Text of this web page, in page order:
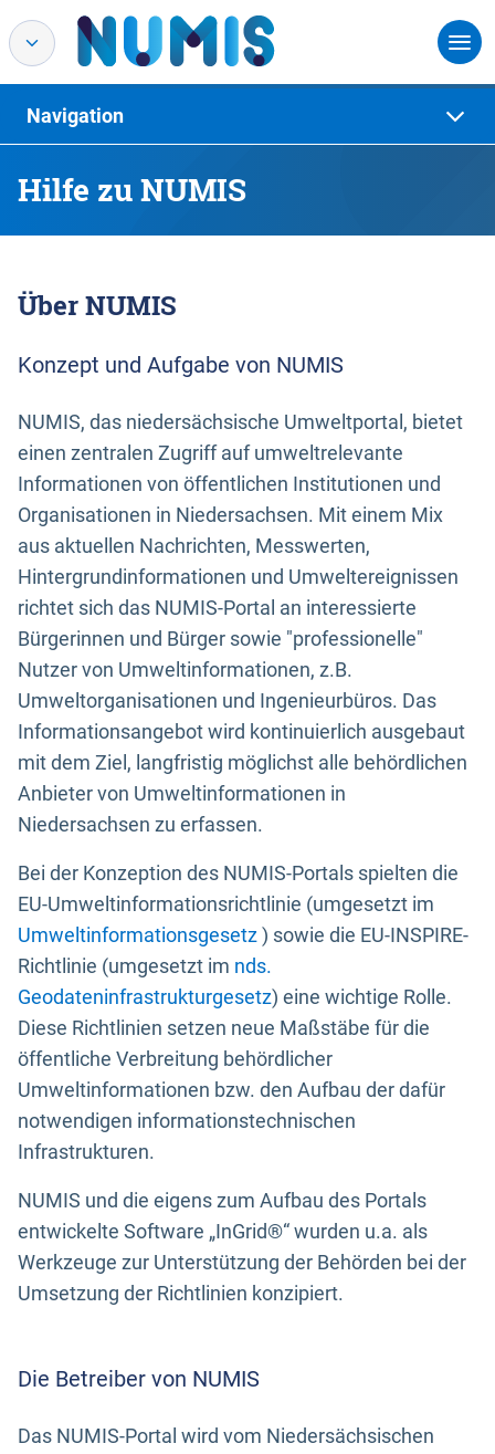
Hilfe zu NUMIS
Navigation
Über NUMIS
Konzept und Aufgabe von NUMIS
NUMIS, das niedersächsische Umweltportal, bietet
einen zentralen Zugriff auf umweltrelevante
Informationen von öffentlichen Institutionen und
Organisationen in Niedersachsen. Mit einem Mix
aus aktuellen Nachrichten, Messwerten,
Hintergrundinformationen und Umweltereignissen
richtet sich das NUMIS-Portal an interessierte
Bürgerinnen und Bürger sowie "professionelle"
Nutzer von Umweltinformationen, z.B.
Umweltorganisationen und Ingenieurbüros. Das
Informationsangebot wird kontinuierlich ausgebaut
mit dem Ziel, langfristig möglichst alle behördlichen
Anbieter von Umweltinformationen in
Niedersachsen zu erfassen.
Bei der Konzeption des NUMIS-Portals spielten die
EU-Umweltinformationsrichtlinie (umgesetzt im
Umweltinformationsgesetz) sowie die EU-INSPIRE-
Richtlinie (umgesetzt im nds.
Geodateninfrastrukturgesetz) eine wichtige Rolle.
Diese Richtlinien setzen neue Maßstäbe für die
öffentliche Verbreitung behördlicher
Umweltinformationen bzw. den Aufbau der dafür
notwendigen informationstechnischen
Infrastrukturen.
NUMIS und die eigens zum Aufbau des Portals
entwickelte Software „InGrid®“ wurden u.a. als
Werkzeuge zur Unterstützung der Behörden bei der
Umsetzung der Richtlinien konzipiert.
Die Betreiber von NUMIS
Das NUMIS-Portal wird vom Niedersächsischen